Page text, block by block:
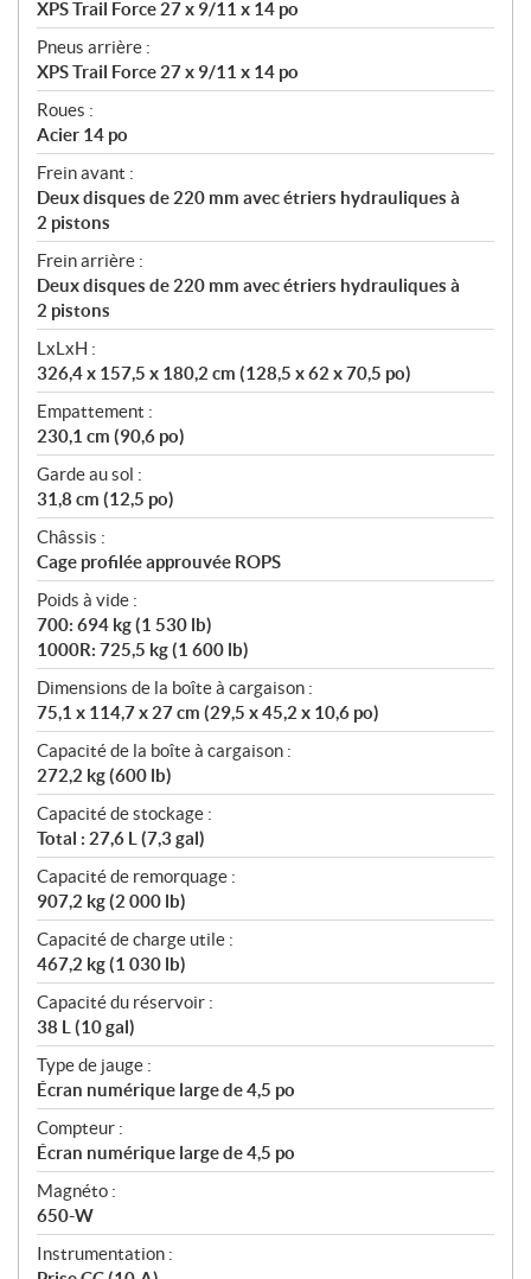
XPS Trail Force 27 x 9/11 x 14 po
Pneus arrière :
XPS Trail Force 27 x 9/11 x 14 po
Roues :
Acier 14 po
Frein avant :
Deux disques de 220 mm avec étriers hydrauliques à
2 pistons
Frein arrière :
Deux disques de 220 mm avec étriers hydrauliques à
2 pistons
LxLxH :
326,4 x 157,5 x 180,2 cm (128,5 x 62 x 70,5 po)
Empattement :
230,1 cm (90,6 po)
Garde au sol :
31,8 cm (12,5 po)
Châssis :
Cage profilée approuvée ROPS
Poids à vide :
700: 694 kg (1 530 lb)
1000R: 725,5 kg (1 600 lb)
Dimensions de la boîte à cargaison :
75,1 x 114,7 x 27 cm (29,5 x 45,2 x 10,6 po)
Capacité de la boîte à cargaison :
272,2 kg (600 lb)
Capacité de stockage :
Total : 27,6 L (7,3 gal)
Capacité de remorquage :
907,2 kg (2 000 lb)
Capacité de charge utile :
467,2 kg (1 030 lb)
Capacité du réservoir :
38 L (10 gal)
Type de jauge :
Écran numérique large de 4,5 po
Compteur :
Écran numérique large de 4,5 po
Magnéto :
650-W
Instrumentation :